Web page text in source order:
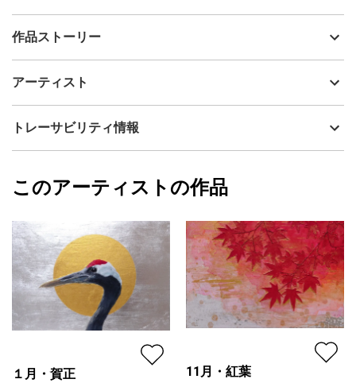
出品者
制作年
その他
カラー
ホワイト
ジャンル
日本画
配送目安
二週間以内
作品ストーリー
ました。
左側の日本の桃は白桃。右側のヨーロッパの桃はフラットピーチ
ります。日本の桃よりもねっとりと濃い味わいです。
作品は全面に銀箔を貼った上に彩色しているため、画面に明るさ
全体にゴールドを使用しているため、見る角度により強く輝きま
す。
桃の輪郭はメディウム（アクリル系）で線上に盛り上げていま
す。
アーティスト
田口恵子
フォローする
トレーサビリティ情報
田口恵子
このアーティストの作品
１月・賀正 11月・紅葉